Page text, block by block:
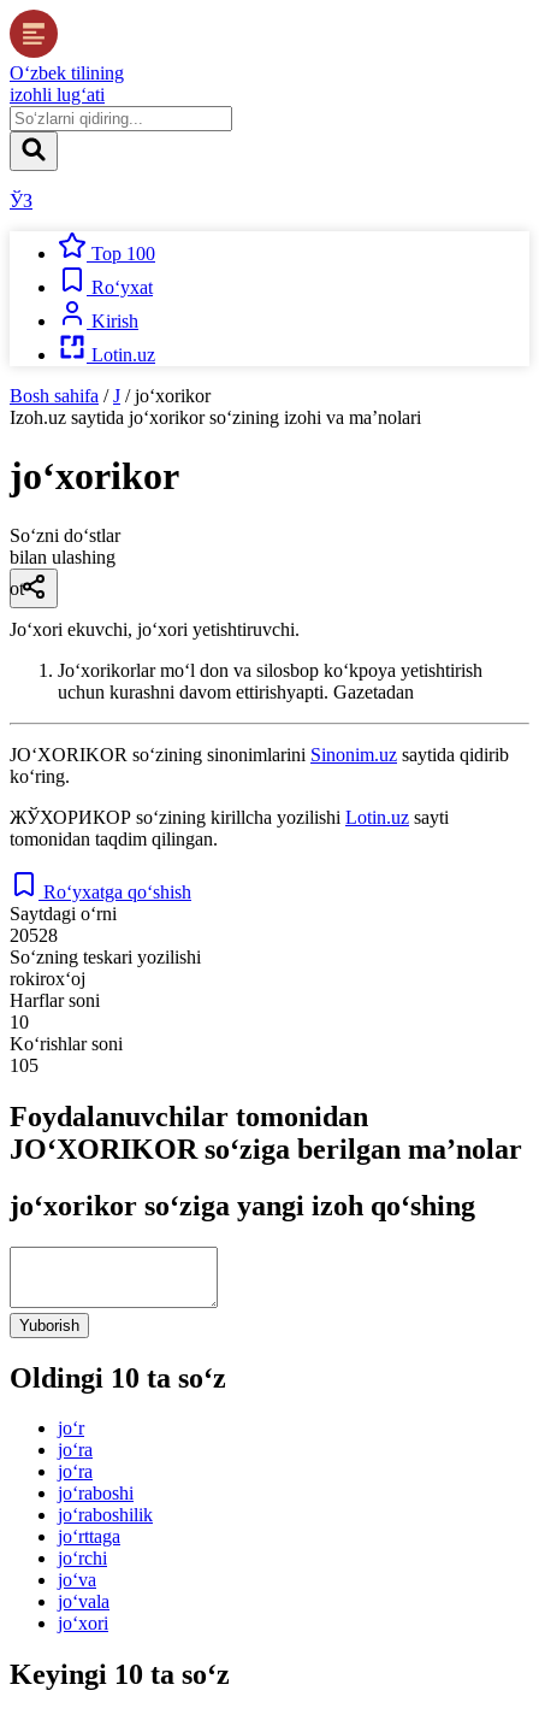
O‘zbek tilining
izohli lug‘ati
ЎЗ
Top 100
Ro‘yxat
Kirish
Lotin.uz
Bosh sahifa / J / jo‘xorikor
Izoh.uz saytida jo‘xorikorso‘zining izohi va ma’nolari
jo‘xorikor
So‘zni do‘stlar
bilan ulashing
ot
Joʻxori ekuvchi, joʻxori yetishtiruvchi.
Joʻxorikorlar moʻl don va silosbop koʻkpoya yetishtirish
uchun kurashni davom ettirishyapti. Gazetadan
JO‘XORIKOR so‘zining sinonimlarini Sinonim.uz saytida qidirib
ko‘ring.
ЖЎХОРИКОР so‘zining kirillcha yozilishi Lotin.uz sayti
tomonidan taqdim qilingan.
Ro‘yxatga qo‘shish
Saytdagi o‘rni
20528
So‘zning teskari yozilishi
rokirox‘oj
Harflar soni
10
Ko‘rishlar soni
105
Foydalanuvchilar tomonidan
JO‘XORIKOR so‘ziga berilgan ma’nolar
jo‘xorikor so‘ziga yangi izoh qo‘shing
Yuborish
Oldingi 10 ta so‘z
jo‘r
jo‘ra
jo‘ra
jo‘raboshi
jo‘raboshilik
jo‘rttaga
jo‘rchi
jo‘va
jo‘vala
jo‘xori
Keyingi 10 ta so‘z